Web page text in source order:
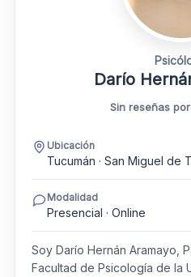
Darío
Sin reseñas
Ubicación
Tucumán · San Miguel de
Modalidad
Presencial · Online
Soy Darío Hernán Aramayo,
Facultad de Psicología de la